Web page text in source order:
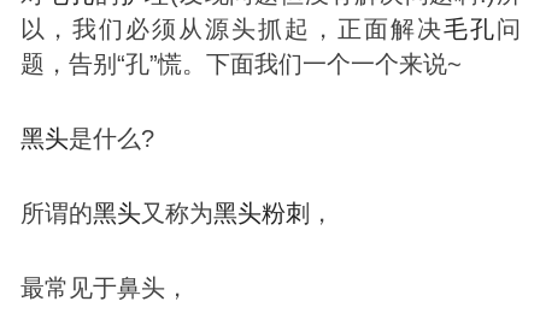
以，我们必须从源头抓起，正面解决毛孔问
题，告别“孔”慌。下面我们一个一个来说~
黑头是什么?
所谓的黑头又称为黑头粉刺 ，
最常见于鼻头，